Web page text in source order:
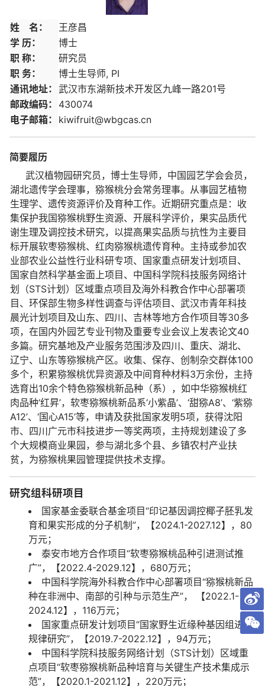
姓 名：
王彦昌
学 历：
博士
职 称：
研究员
职 务：
博士生导师, PI
通讯地址： 武汉市东湖新技术开发区九峰一路201号
邮政编码：
430074
电子邮箱：
kiwifruit@wbgcas.cn
简要履历
武汉植物园研究员，博士生导师，中国园艺学会会员，
湖北遗传学会理事，猕猴桃分会常务理事。从事园艺植物
生理学、遗传资源评价及育种工作。近期研究重点是：收
集保护我国猕猴桃野生资源、开展科学评价，果实品质代
谢生理及调控技术研究，以提高果实品质与抗性为主要目
标开展软枣猕猴桃、红肉猕猴桃遗传育种。主持或参加农
业部农业公益性行业科研专项、国家重点研发计划项目、
国家自然科学基金面上项目、中国科学院科技服务网络计
划（STS计划）区域重点项目及海外科教合作中心部署项
目、环保部生物多样性调查与评估项目、武汉市青年科技
晨光计划项目及山东、四川、吉林等地方合作项目等30多
项，在国内外园艺专业刊物及重要专业会议上发表论文40
多篇。研究基地及产业服务范围涉及四川、重庆、湖北、
辽宁、山东等猕猴桃产区。收集、保存、创制杂交群体100
多个，积累猕猴桃优异资源及中间育种材料3万余份，主持
选育出10余个特色猕猴桃新品种（系），如中华猕猴桃红
肉品种‘红昇’，软枣猕猴桃新品系‘小紫晶’、‘甜猕A8’、‘紫猕
A12’、‘国心A15’等，申请及获批国家发明5项，获得沈阳
市、四川广元市科技进步一等奖两项，主持规划建设了多
个大规模商业果园，参与湖北多个县、乡镇农村产业扶
贫，为猕猴桃果园管理提供技术支撑。
研究组科研项目
国家基金委联合基金项目“印记基因调控椰子胚乳发
育和果实形成的分子机制”，【2024.1-2027.12】，80
万元；
泰安市地方合作项目“软枣猕猴桃品种引进测试推
广”，【2022.4-2029.12】，680万元；
中国科学院海外科教合作中心部署项目“猕猴桃新品
种在非洲中、南部的引种与示范生产”， 【2022.1-
2024.12】，116万元；
国家重点研发计划项目“国家野生近缘种基因组进化
规律研究”，【2019.7-2022.12】，94万元；
中国科学院科技服务网络计划（STS计划）区域重
点项目“软枣猕猴桃新品种培育与关键生产技术集成示
范”，【2020.1-2021.12】，220万元；